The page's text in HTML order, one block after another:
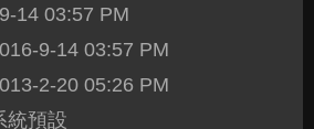
14 03:57 PM
9-14 03:57 PM
2-20 05:26 PM
統預設